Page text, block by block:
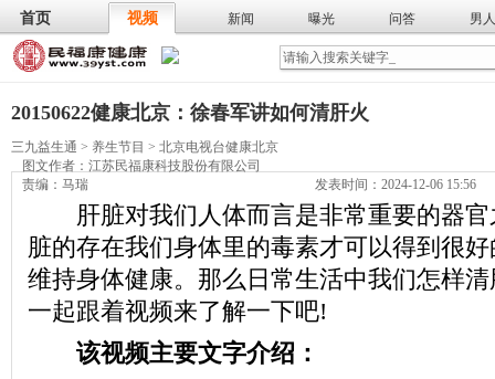
首页 视频 新闻 曝光 问答 男人
武术 气功 食谱 营养
20150622健康北京：徐春军讲如何清肝火
三九益生通 > 养生节目 > 北京电视台健康北京
图文作者： 江苏民福康科技股份有限公司
责编：马瑞
发表时间：2024-12-06 15:56
肝脏对我们人体而言是非常重要的器官
脏的存在我们身体里的毒素才可以得到很
维持身体健康。那么日常生活中我们怎样
一起跟着视频来了解一下吧!
该视频主要文字介绍：